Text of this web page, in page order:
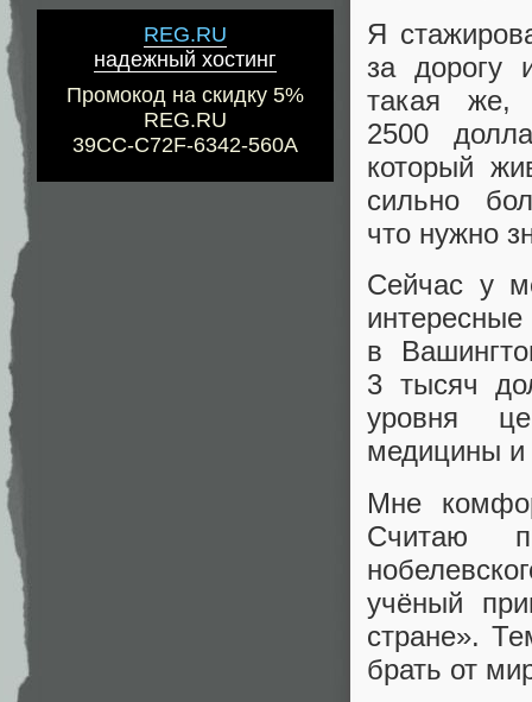
REG.RU
надежный хостинг
Промокод на скидку 5%
REG.RU
39CC-C72F-6342-560A
Я
за дорогу
такая же,
2500
который
сильно
что нужно
Сейчас у
в
3 тысяч
уровня
медицины и
Мне
Считаю
учёный
стране».
брать от